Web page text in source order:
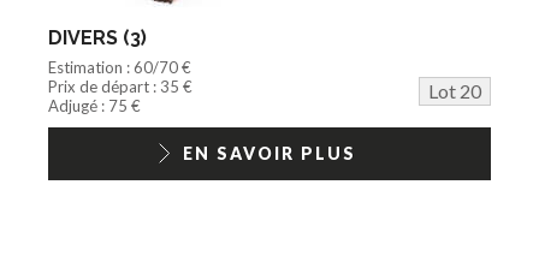
DIVERS (3)
Estimation : 60/70 €
Prix de départ : 35 €
Lot 20
Adjugé : 75 €
EN SAVOIR PLUS